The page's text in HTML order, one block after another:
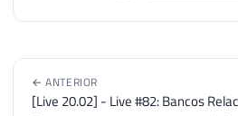
← ANTERIOR
[Live 20.02] - Live #82: Bancos